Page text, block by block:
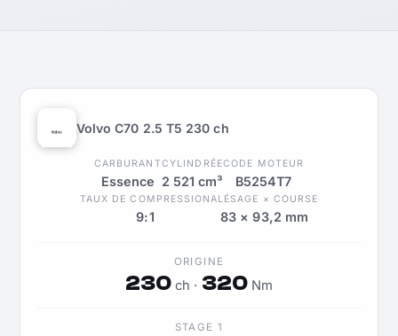
Volvo C70 2.5 T5 230 ch
CARBURANT
Essence
CYLINDRÉE
2 521 cm³
CODE MOTEUR
B5254T7
TAUX DE COMPRESSION
9:1
ALÉSAGE × COURSE
83 × 93,2 mm
ORIGINE
230 ch · 320Nm
STAGE 1